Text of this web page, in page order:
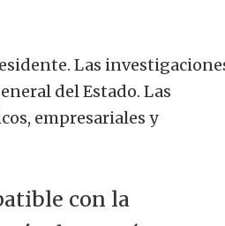
Las
del Estado. Las
empresariales y
con la